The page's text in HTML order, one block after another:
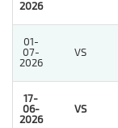
2026
01-
07-
2026
VS
17-
06-
2026
VS